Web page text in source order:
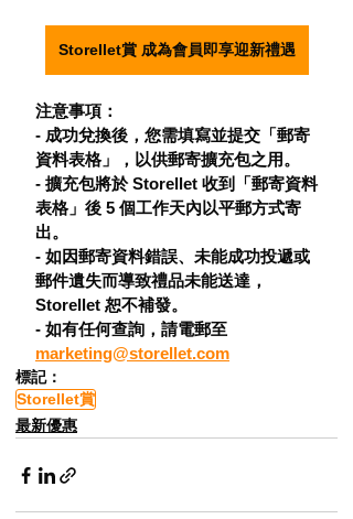
Storellet賞 成為會員即享迎新禮遇
注意事項：
- 成功兌換後，您需填寫並提交「郵寄
資料表格」，以供郵寄擴充包之用。
- 擴充包將於 Storellet 收到「郵寄資料
表格」後 5 個工作天內以平郵方式寄
出。
- 如因郵寄資料錯誤、未能成功投遞或
郵件遺失而導致禮品未能送達，
Storellet 恕不補發。
- 如有任何查詢，請電郵至
marketing@storellet.com
標記：
Storellet賞
最新優惠